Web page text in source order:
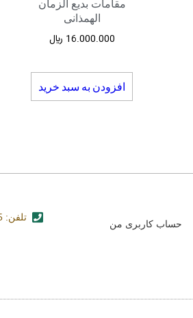
مقامات بدیع الزمان
الهمذانی
16.000.000 ﷼
افزودن به سبد خرید
حساب کاربری من
تلفن: 02537842575